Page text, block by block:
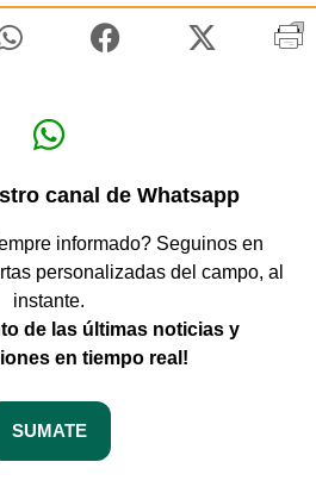
canal de Whatsapp
informado? Seguinos en
personalizadas del campo, al
instante.
de las últimas noticias y
en tiempo real!
SUMATE